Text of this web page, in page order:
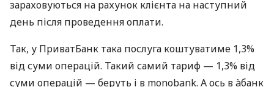
зараховуються на рахунок клієнта на наступний
день після проведення оплати.
Так, у ПриватБанк така послуга коштуватиме 1,3%
від суми операцій. Такий самий тариф — 1,3% від
суми операцій — беруть і в monobank. А ось в àбанк